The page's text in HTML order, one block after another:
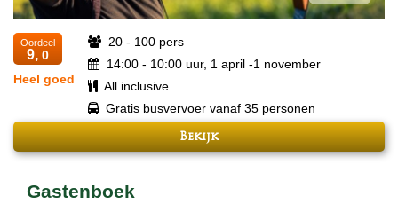
Oordeel
9, 0
Heel goed
20 - 100 pers
14:00 - 10:00 uur, 1 april -1 november
All inclusive
Gratis busvervoer vanaf 35 personen
Bekijk
Gastenboek